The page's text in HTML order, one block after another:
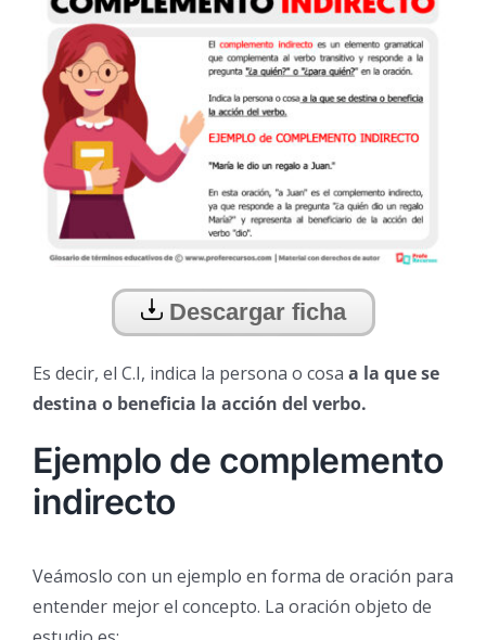
Descargar ficha
Es decir, el C.I, indica la persona o cosa a la que se
destina o beneficia la acción del verbo.
Ejemplo de complemento
indirecto
Veámoslo con un ejemplo en forma de oración para
entender mejor el concepto. La oración objeto de